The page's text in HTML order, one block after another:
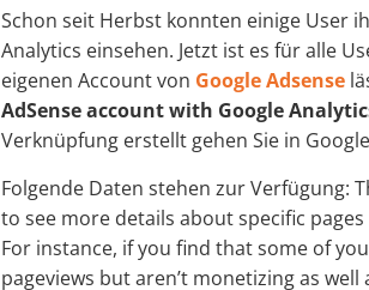
Schon seit Herbst konnten einige User
Analytics einsehen. Jetzt ist es für alle
eigenen Account von Google Adsense
AdSense account with Google
Verknüpfung erstellt gehen Sie in
Folgende Daten stehen zur Verfügung:
to see more details about specific
For instance, if you find that some of
pageviews but aren’t monetizing as